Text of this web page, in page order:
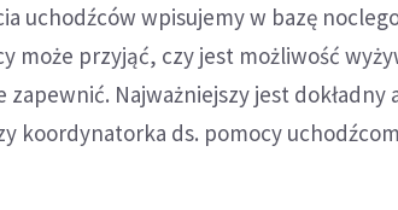
uchodźców wpisujemy w bazę
może przyjąć, czy jest możliwość
zapewnić. Najważniejszy jest dokładny
koordynatorka ds. pomocy uchodźcom